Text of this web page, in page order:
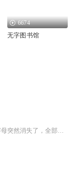
6674
无字图书馆